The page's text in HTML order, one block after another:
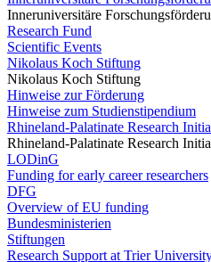
Inneruniversitäre
Research Fund
Scientific Events
Nikolaus Koch Stiftung
Nikolaus Koch Stiftung
Hinweise zur Förderung
Hinweise zum Studienstipendium
Rhineland-Palatinate Research
Rhineland-Palatinate Research
LODinG
Funding for early career researchers
DFG
Overview of EU funding
Bundesministerien
Stiftungen
Research Support at Trier